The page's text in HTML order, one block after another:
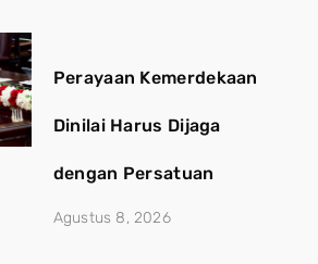
Perayaan Kemerdekaan
Dinilai Harus Dijaga
dengan Persatuan
Agustus 8, 2026